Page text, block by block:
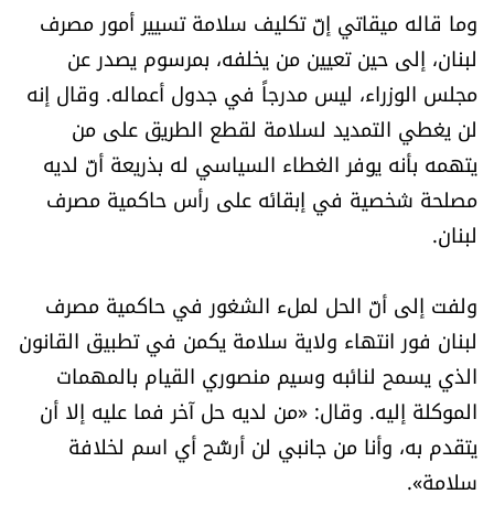
فصل من كتاب
اقرأ تضحك
كاميرا
سجالات
صحّة وصحن
الرياضة
منوّعات
حظّك اليوم
وما قاله ميقاتي إنّ تكليف سلامة تسيير أمور مصرف
لبنان، إلى حين تعيين من يخلفه، بمرسوم يصدر عن
مجلس الوزراء، ليس مدرجاً في جدول أعماله. وقال إنه
لن يغطي التمديد لسلامة لقطع الطريق على من
يتهمه بأنه يوفر الغطاء السياسي له بذريعة أنّ لديه
مصلحة شخصية في إبقائه على رأس حاكمية مصرف
لبنان.
ولفت إلى أنّ الحل لملء الشغور في حاكمية مصرف
لبنان فور انتهاء ولاية سلامة يكمن في تطبيق القانون
الذي يسمح لنائبه وسيم منصوري القيام بالمهمات
الموكلة إليه. وقال: «من لديه حل آخر فما عليه إلا أن
يتقدم به، وأنا من جانبي لن أرشّح أي اسم لخلافة
سلامة».